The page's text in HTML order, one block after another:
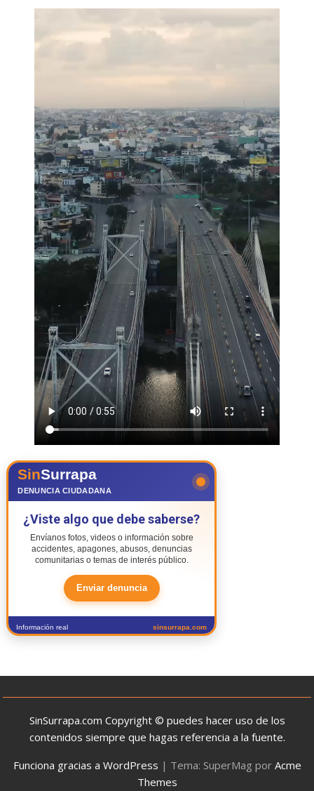
SinSurrapa
DENUNCIA CIUDADANA
¿Viste algo que debe saberse?
Envíanos fotos, videos o información sobre
accidentes, apagones, abusos, denuncias
comunitarias o temas de interés público.
Enviar denuncia
Información real sinsurrapa.com
SinSurrapa.com Copyright © puedes hacer uso de los
contenidos siempre que hagas referencia a la fuente.
Funciona gracias a WordPress | Tema: SuperMag por Acme
Themes